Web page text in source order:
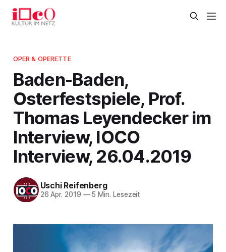
OPER & OPERETTE
Baden-Baden,
Osterfestspiele, Prof.
Thomas Leyendecker im
Interview, IOCO
Interview, 26.04.2019
Uschi Reifenberg
26 Apr. 2019 —5 Min. Lesezeit